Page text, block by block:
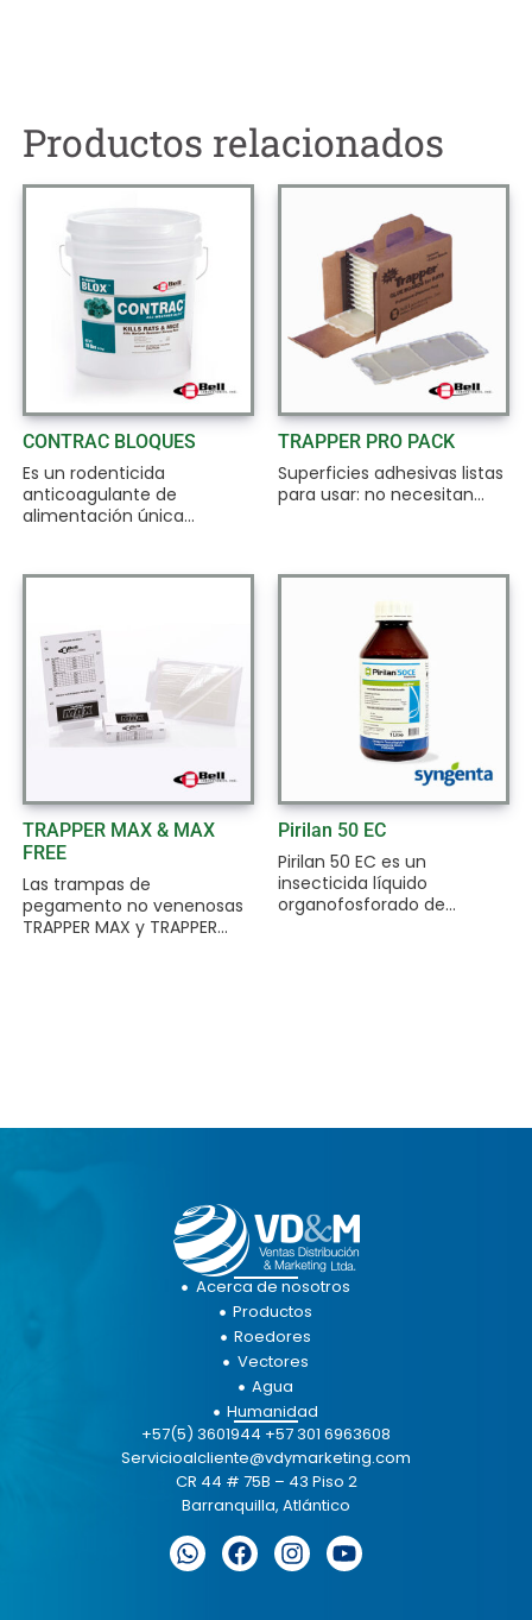
Productos relacionados
CONTRAC BLOQUES
Es un rodenticida
anticoagulante de
alimentación única...
TRAPPER PRO PACK
Superficies adhesivas listas
para usar: no necesitan...
TRAPPER MAX & MAX
FREE
Las trampas de
pegamento no venenosas
TRAPPER MAX y TRAPPER...
Pirilan 50 EC
Pirilan 50 EC es un
insecticida líquido
organofosforado de...
Acerca de nosotros
Productos
Roedores
Vectores
Agua
Humanidad
+57(5) 3601944 +57 301 6963608
Servicioalcliente@vdymarketing.com
CR 44 # 75B – 43 Piso 2
Barranquilla, Atlántico